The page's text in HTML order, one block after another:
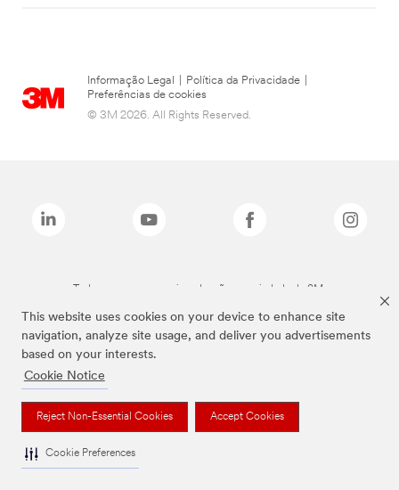
This website uses cookies on your device to enhance site
navigation, analyze site usage, and deliver you advertisements
based on your interests.
Cookie Notice
Reject Non-Essential Cookies Accept Cookies
Cookie Preferences
Informação Legal Política da Privacidade
Preferências de cookies
© 3M 2026. All Rights Reserved.
Todas as marcas mencionadas são propriedade da 3M.